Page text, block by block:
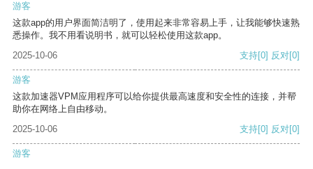
游客
这款app的用户界面简洁明了，使用起来非常容易上手，让我能够快速熟
悉操作。我不用看说明书，就可以轻松使用这款app。
2025-10-06
支持[0] 反对[0]
游客
这款加速器VPM应用程序可以给你提供最高速度和安全性的连接，并帮
助你在网络上自由移动。
2025-10-06
支持[0] 反对[0]
游客